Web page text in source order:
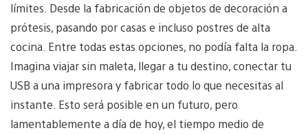
límites. Desde la fabricación de objetos de decoración a
prótesis, pasando por casas e incluso postres de alta
cocina. Entre todas estas opciones, no podía falta la ropa.
Imagina viajar sin maleta, llegar a tu destino, conectar tu
USB a una impresora y fabricar todo lo que necesitas al
instante. Esto será posible en un futuro, pero
lamentablemente a día de hoy, el tiempo medio de